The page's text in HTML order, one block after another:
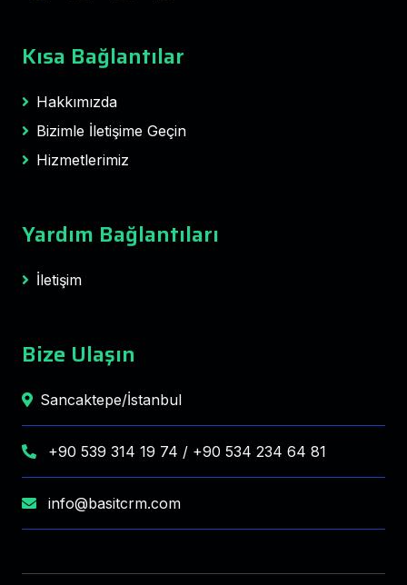
Kısa Bağlantılar
Hakkımızda
Bizimle İletişime Geçin
Hizmetlerimiz
Yardım Bağlantıları
İletişim
Bize Ulaşın
Sancaktepe/İstanbul
+90 539 314 19 74 / +90 534 234 64 81
info@basitcrm.com